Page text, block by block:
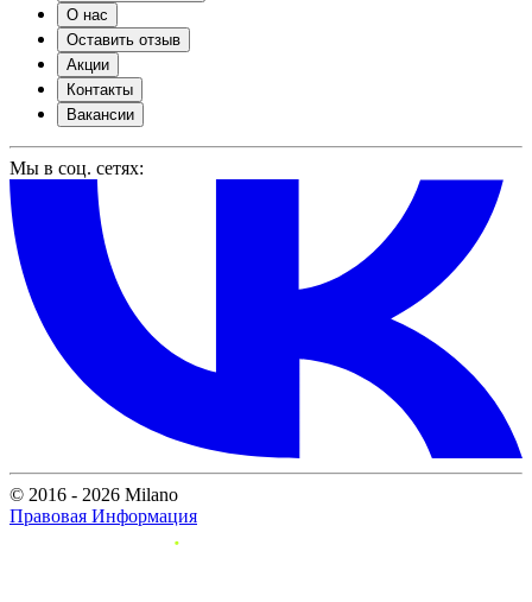
О нас
Оставить отзыв
Акции
Контакты
Вакансии
Мы в соц. сетях:
© 2016 - 2026 Milano
Правовая Информация